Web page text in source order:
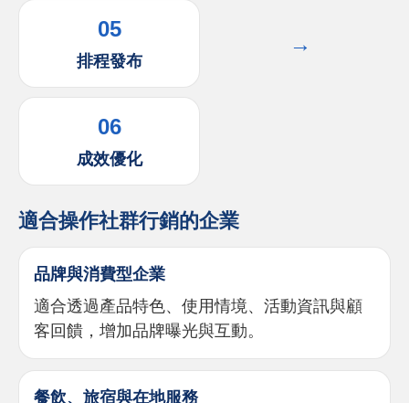
05
排程發布
→
06
成效優化
適合操作社群行銷的企業
品牌與消費型企業
適合透過產品特色、使用情境、活動資訊與顧
客回饋，增加品牌曝光與互動。
餐飲、旅宿與在地服務